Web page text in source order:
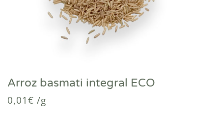
Arroz basmati integral ECO
0,01€ /g